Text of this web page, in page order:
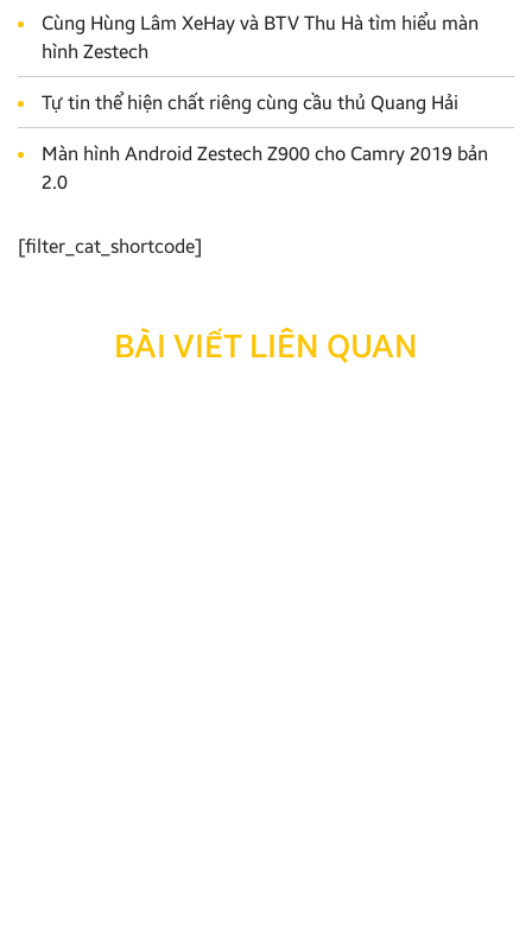
Cùng Hùng Lâm XeHay và BTV Thu Hà tìm hiểu màn
hình Zestech
Tự tin thể hiện chất riêng cùng cầu thủ Quang Hải
Màn hình Android Zestech Z900 cho Camry 2019 bản
2.0
[filter_cat_shortcode]
BÀI VIẾT LIÊN QUAN